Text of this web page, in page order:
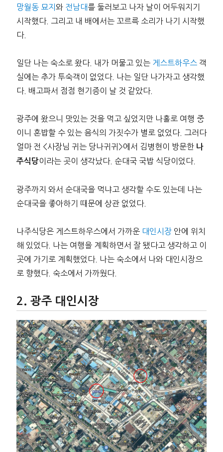
망월동 묘지 와 전남대를 둘러보고 나자 날이 어두워지기
시작했다. 그리고 내 배에서는 꼬르륵 소리가 나기 시작했
다.
일단 나는 숙소로 왔다. 내가 머물고 있는 게스트하우스 객
실에는 추가 투숙객이 없었다. 나는 일단 나가자고 생각했
다. 배고파서 점점 현기증이 날 것 같았다.
광주에 왔으니 맛있는 것을 먹고 싶었지만 나홀로 여행 중
이니 혼밥할 수 있는 음식의 가짓수가 별로 없었다. 그러다
얼마 전 <사장님 귀는 당나귀귀>에서 김병현이 방문한 나
주식당이라는 곳이 생각났다. 순대국 국밥 식당이었다.
광주까지 와서 순대국을 먹냐고 생각할 수도 있는데 나는
순대국을 좋아하기 때문에 상관 없었다.
나주식당은 게스트하우스에서 가까운 대인시장안에 위치
해 있었다. 나는 여행을 계획하면서 잘 됐다고 생각하고 이
곳에 가기로 계획했었다. 나는 숙소에서 나와 대인시장으
로 향했다. 숙소에서 가까웠다.
광주 대인시장